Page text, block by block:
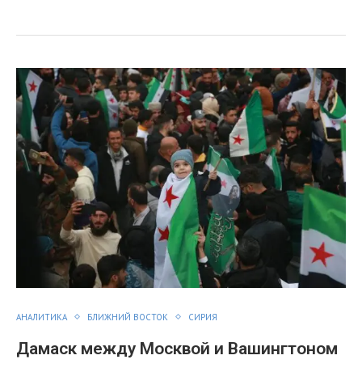
АНАЛИТИКА БЛИЖНИЙ ВОСТОК СИРИЯ
Дамаск между Москвой и Вашингтоном